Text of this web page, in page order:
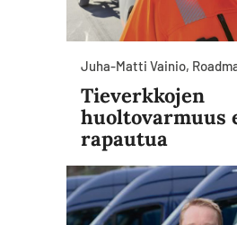
Juha-Matti Vainio,
Tieverkkojen
huoltovarmuus
rapautua